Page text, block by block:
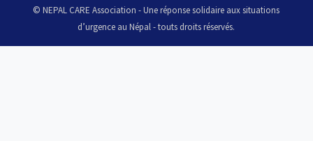
© NEPAL CARE Association - Une réponse solidaire aux situations
d’urgence au Népal - touts droits réservés.